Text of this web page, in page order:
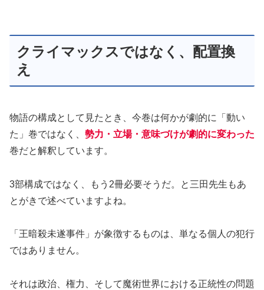
クライマックスではなく、配置換
え
物語の構成として見たとき、今巻は何かが劇的に「動い
た」巻ではなく、 勢力・立場・意味づけが劇的に変わった
巻だと解釈しています。
3部構成ではなく、もう2冊必要そうだ。と三田先生もあ
とがきで述べていますよね。
「王暗殺未遂事件」が象徴するものは、単なる個人の犯行
ではありません。
それは政治、権力、そして魔術世界における正統性の問題